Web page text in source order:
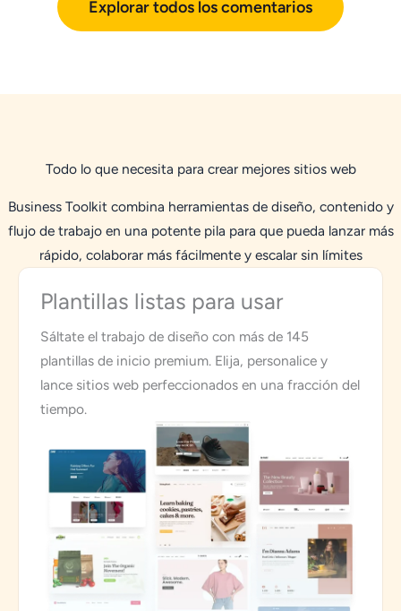
Explorar todos los comentarios
Todo lo que necesita para crear mejores sitios web
Business Toolkit combina herramientas de diseño, contenido y
flujo de trabajo en una potente pila para que pueda lanzar más
rápido, colaborar más fácilmente y escalar sin límites
Plantillas listas para usar
Sáltate el trabajo de diseño con más de 145
plantillas de inicio premium. Elija, personalice y
lance sitios web perfeccionados en una fracción del
tiempo.